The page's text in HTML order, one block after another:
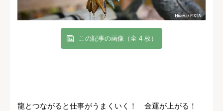
この記事の画像（全 4 枚）
龍とつながると仕事がうまくいく！ 金運が上がる！